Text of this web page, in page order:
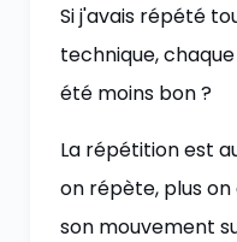
Si j'avais répété
technique,
été moins bon ?
La répétition est
on répète, plus
son mouvement